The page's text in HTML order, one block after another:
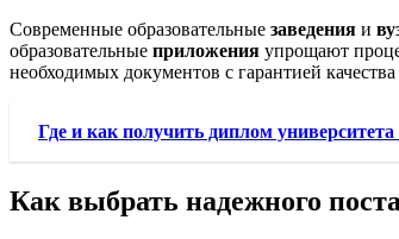
Современные образовательные заведения и
образовательные приложения упрощают
необходимых документов с гарантией
Где и как получить диплом университета
Как выбрать надежного